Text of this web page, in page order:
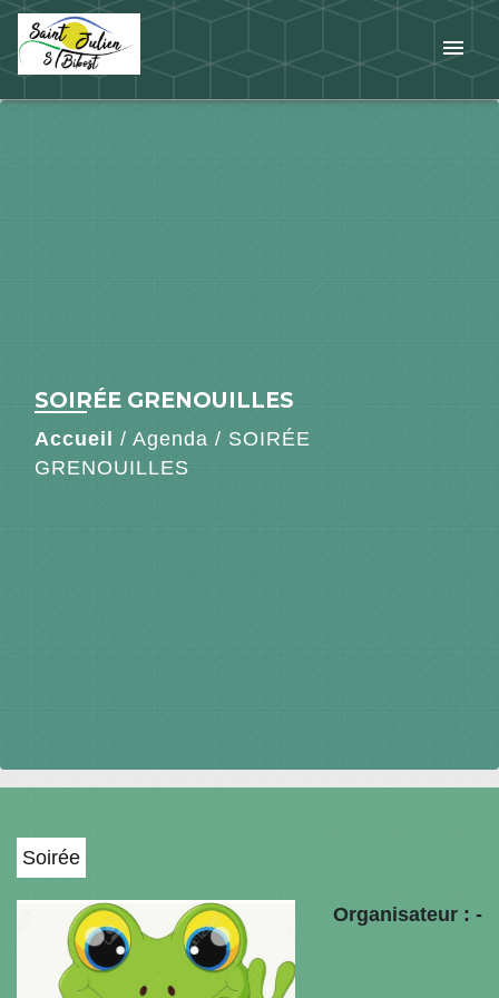
menu
SOIRÉE GRENOUILLES
Accueil / Agenda / SOIRÉE
GRENOUILLES
Soirée
Organisateur : -